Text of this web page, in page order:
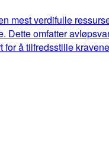
mest verdifulle
Dette omfatter
for å tilfredsstille